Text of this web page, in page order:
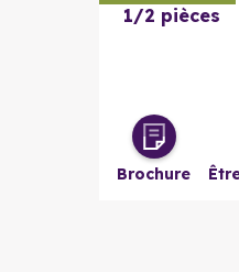
1/2 pièces
Brochure